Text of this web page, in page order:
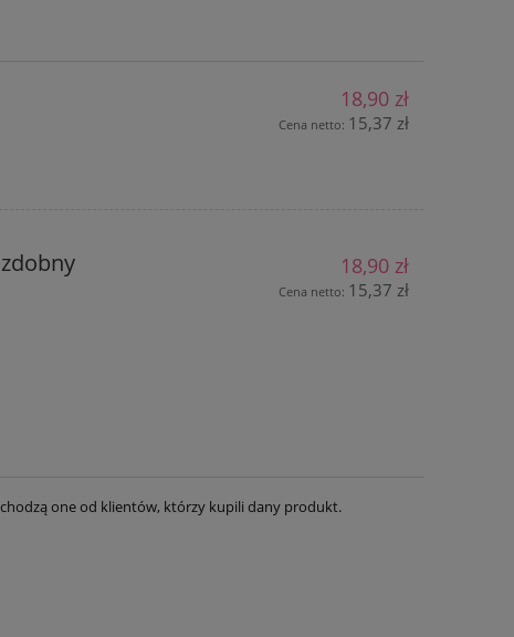
18,90 zł
Cena netto: 15,37 zł
18,90 zł
Cena netto: 15,37 zł
one od klientów, którzy kupili dany produkt.